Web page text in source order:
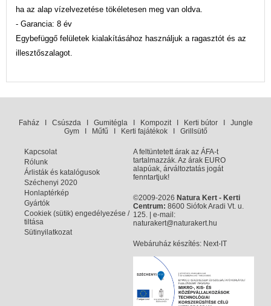
ha az alap vízelvezetése tökéletesen meg van oldva.
- Garancia: 8 év
Egybefüggő felületek kialakításához használjuk a ragasztót és az
illesztőszalagot.
FaházI CsúszdaI GumitéglaI KompozitI Kerti bútorI Jungle
GymI Műfű Kerti fajátékokI Grillsütő
Kapcsolat
Rólunk
Árlisták és katalógusok
Széchenyi 2020
Honlaptérkép
Gyártók
Cookiek (sütik) engedélyezése /
tiltása
Sütinyilatkozat
A feltüntetett árak az ÁFA-t
tartalmazzák. Az árak EURO
alapúak, árváltoztatás jogát
fenntartjuk!
©2009-2026 Natura Kert - Kerti
Centrum: 8600 Siófok Aradi Vt. u.
125. | e-mail:
naturakert@naturakert.hu
Webáruház készítés: Next-IT